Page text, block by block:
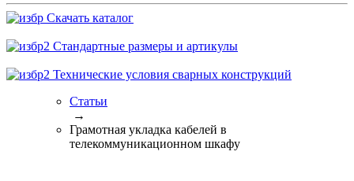
Скачать каталог
Стандартные размеры и артикулы
Технические условия сварных конструкций
Статьи
→
Грамотная укладка кабелей в
телекоммуникационном шкафу